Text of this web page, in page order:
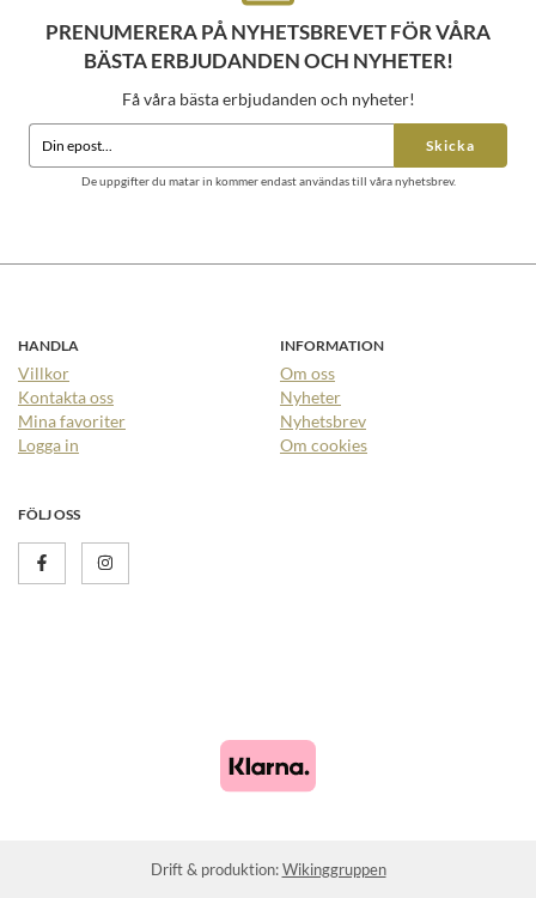
PRENUMERERA PÅ NYHETSBREVET FÖR VÅRA
BÄSTA ERBJUDANDEN OCH NYHETER!
Få våra bästa erbjudanden och nyheter!
Skicka
De uppgifter du matar in kommer endast användas till våra nyhetsbrev.
HANDLA
Villkor
Kontakta oss
Mina favoriter
Logga in
INFORMATION
Om oss
Nyheter
Nyhetsbrev
Om cookies
FÖLJ OSS
Drift & produktion:Wikinggruppen